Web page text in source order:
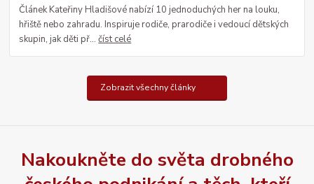
Článek Kateřiny Hladišové nabízí 10 jednoduchých her na louku,
hřiště nebo zahradu. Inspiruje rodiče, prarodiče i vedoucí dětských
skupin, jak děti př...číst celé
Zobrazit všechny články
Nakoukněte do světa drobného